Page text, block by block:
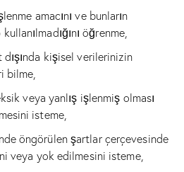
amacını ve bunların
öğrenme,
kişisel verilerinizin
bilme,
veya yanlış işlenmiş olması
isteme,
öngörülen şartlar çerçevesinde
veya yok edilmesini isteme,